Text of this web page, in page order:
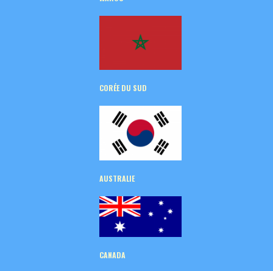
CORÉEDU SUD
AUSTRALIE
CANADA